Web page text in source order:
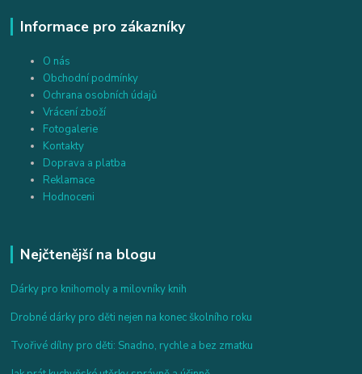
Informace pro zákazníky
O nás
Obchodní podmínky
Ochrana osobních údajů
Vrácení zboží
Fotogalerie
Kontakty
Doprava a platba
Reklamace
Hodnoceni
Nejčtenější na blogu
Dárky pro knihomoly a milovníky knih
Drobné dárky pro děti nejen na konec školního roku
Tvořivé dílny pro děti: Snadno, rychle a bez zmatku